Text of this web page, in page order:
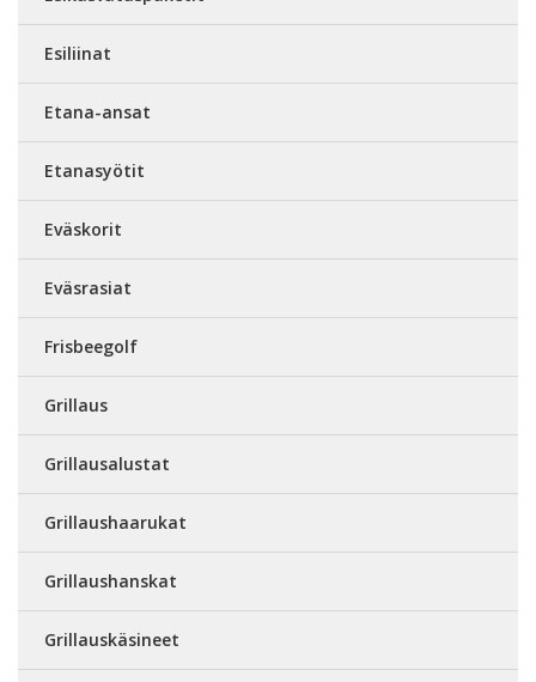
Esiliinat
Etana-ansat
Etanasyötit
Eväskorit
Eväsrasiat
Frisbeegolf
Grillaus
Grillausalustat
Grillaushaarukat
Grillaushanskat
Grillauskäsineet